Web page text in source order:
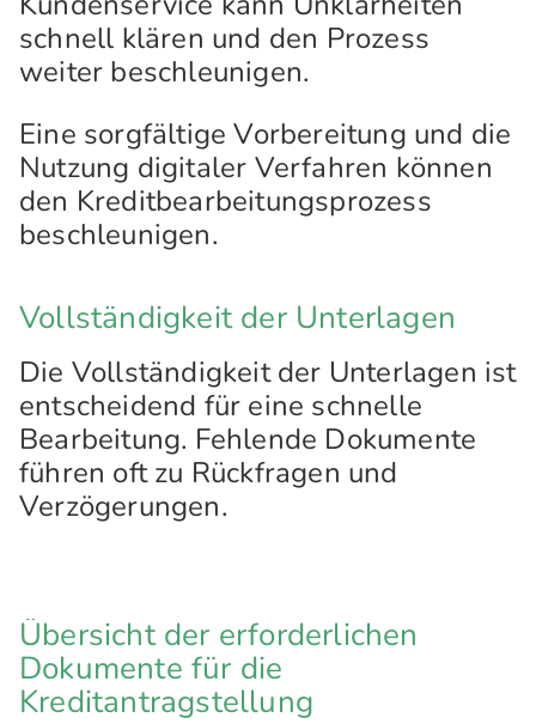
schnell klären und den Prozess
weiter beschleunigen.
Eine sorgfältige Vorbereitung und die
Nutzung digitaler Verfahren können
den Kreditbearbeitungsprozess
beschleunigen.
Vollständigkeit der Unterlagen
Die Vollständigkeit der Unterlagen ist
entscheidend für eine schnelle
Bearbeitung. Fehlende Dokumente
führen oft zu Rückfragen und
Verzögerungen.
Übersicht der erforderlichen
Dokumente für die
Kreditantragstellung